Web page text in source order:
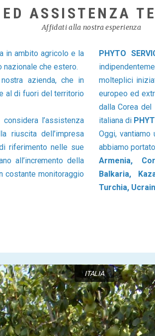
ASSISTENZA
Affidati alla nostra esperienza
in ambito agricolo e la
nazionale che estero.
azienda, che in
al di fuori del territorio
l’assistenza
riuscita dell’impresa
riferimento nelle sue
all’incremento della
costante monitoraggio
PHYTO
molteplici
europeo ed
dalla Corea
italiana di
Oggi,
abbiamo
Armenia,
Balkaria,
Turchia,
ITALIA